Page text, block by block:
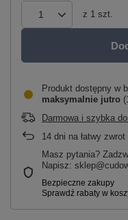
z 1 szt.
Produkt dostępny w
maksymalnie jutro
Darmowa i szybka
14 dni na łatwy zwrot
Masz pytania?
Napisz: